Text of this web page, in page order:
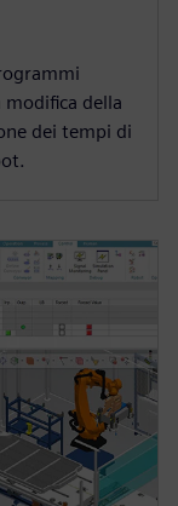
della
dei tempi di